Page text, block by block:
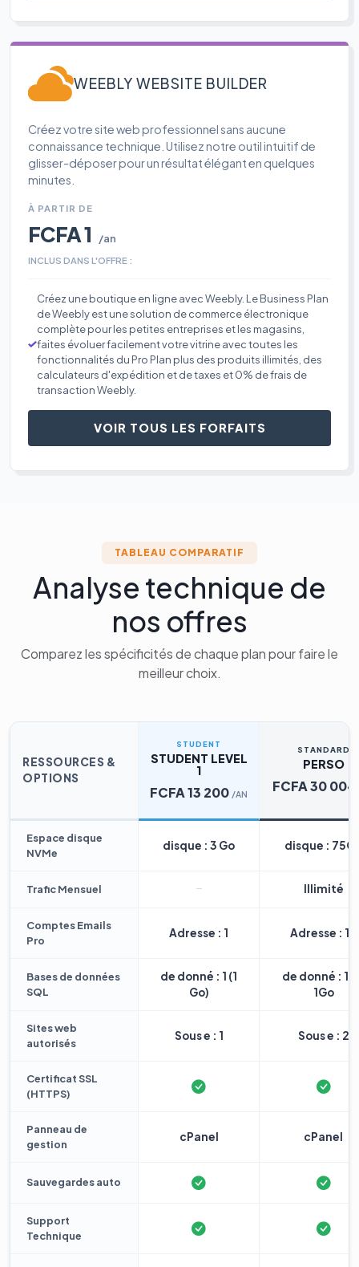
WEEBLY WEBSITE BUILDER
Créez votre site web professionnel sans aucune
connaissance technique. Utilisez notre outil intuitif de
glisser-déposer pour un résultat élégant en quelques
minutes.
À PARTIR DE
FCFA 1 /an
INCLUS DANS L'OFFRE :
Créez une boutique en ligne avec Weebly. Le Business Plan
de Weebly est une solution de commerce électronique
complète pour les petites entreprises et les magasins,
faites évoluer facilement votre vitrine avec toutes les
fonctionnalités du Pro Plan plus des produits illimités, des
calculateurs d'expédition et de taxes et 0% de frais de
transaction Weebly.
VOIR TOUS LES FORFAITS
TABLEAU COMPARATIF
Analyse technique de
nos offres
Comparez les spécificités de chaque plan pour faire le
meilleur choix.
RESSOURCES &
OPTIONS
STUDENT
STUDENT LEVEL
1
FCFA 13 200 /AN
STANDARD
PERSO
FCFA 30 004
Espace disque
NVMe
disque : 3 Go disque :
Trafic Mensuel Illimité
Comptes Emails
Pro
Adresse : 1 Adresse : 10
Bases de données
SQL
de donné : 1 (1
Go)
de donné : 1
1Go
Sites web
autorisés
Sous e : 1 Sous e : 2
Certificat SSL
(HTTPS)
Panneau de
gestion
cPanel cPanel
Sauvegardes auto
Support
Technique